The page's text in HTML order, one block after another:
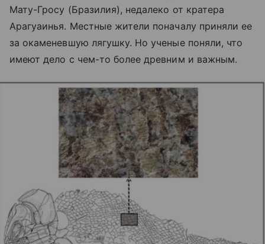
Мату-Гросу (Бразилия), недалеко от кратера
Арагуаинья. Местные жители поначалу приняли ее
за окаменевшую лягушку. Но ученые поняли, что
имеют дело с чем-то более древним и важным.